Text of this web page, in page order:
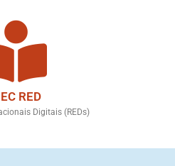
RED
Digitais (REDs)